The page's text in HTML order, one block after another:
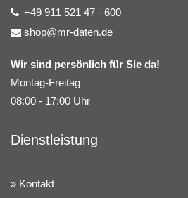
+49 911 521 47 - 600
shop@mr-daten.de
Wir sind persönlich für Sie da!
Montag-Freitag
08:00 - 17:00 Uhr
Dienstleistung
Kontakt